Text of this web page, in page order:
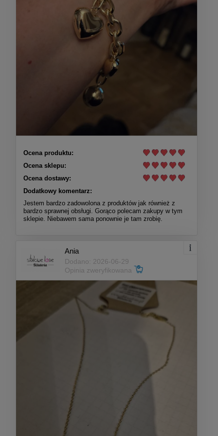
Ocena produktu:
Ocena sklepu:
Ocena dostawy:
Dodatkowy komentarz:
Jestem bardzo zadowolona z produktów jak również z
bardzo sprawnej obsługi. Gorąco polecam zakupy w tym
sklepie. Niebawem sama ponownie je tam zrobię.
Ania
Dodano: 2026-06-29
Opinia zweryfikowana